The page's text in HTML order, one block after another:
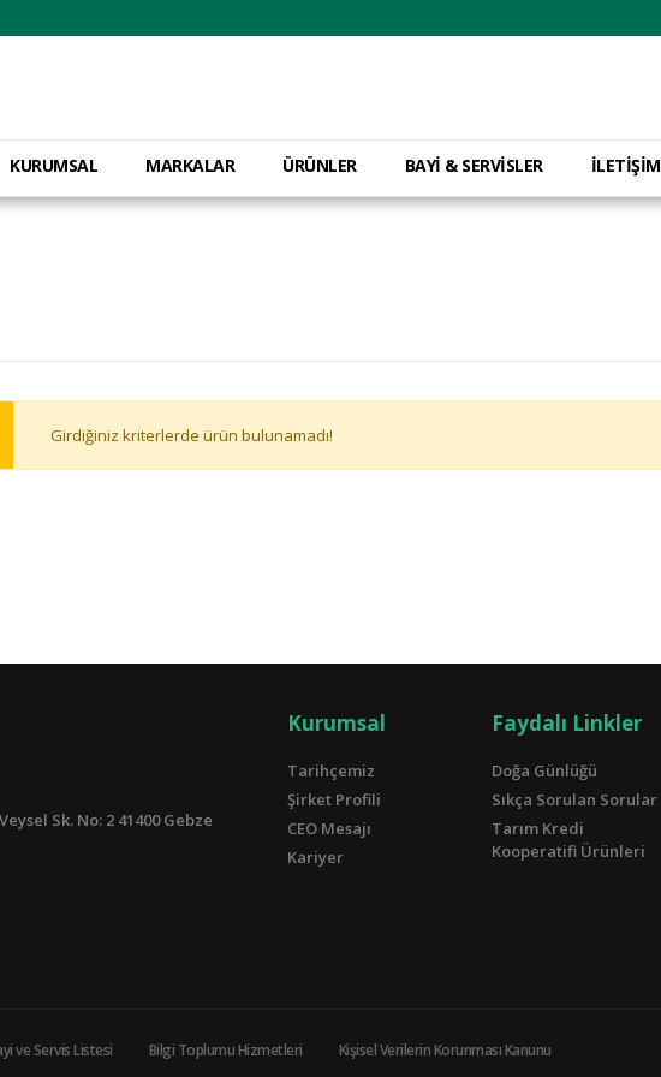
KURUMSAL MARKALAR ÜRÜNLER BAYİ & SERVİSLER İLETİŞİM
Girdiğiniz kriterlerde ürün bulunamadı!
Sk. No: 2 41400 Gebze
Kurumsal
Tarihçemiz
Şirket Profili
CEO Mesajı
Kariyer
Faydalı Linkler
Doğa Günlüğü
Sıkça Sorulan Sorular
Tarım Kredi
Kooperatifi Ürünleri
ve Servis Listesi Bilgi Toplumu Hizmetleri Kişisel Verilerin Korunması Kanunu